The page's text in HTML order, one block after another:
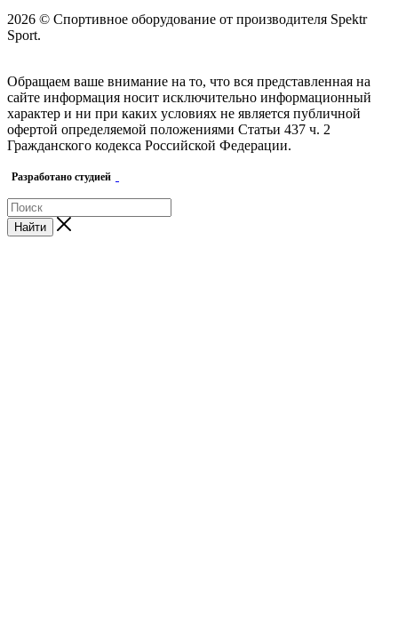
2026 © Спортивное оборудование от производителя Spektr
Sport.
Обращаем ваше внимание на то, что вся представленная на
сайте информация носит исключительно информационный
характер и ни при каких условиях не является публичной
офертой определяемой положениями Статьи 437 ч. 2
Гражданского кодекса Российской Федерации.
Разработано студией
Найти